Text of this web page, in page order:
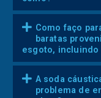
Como faço
baratas
esgoto, incluindo
A soda
problema de